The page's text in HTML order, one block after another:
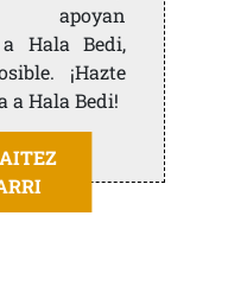
apoyan
a Hala Bedi,
¡Hazte
a Hala Bedi!